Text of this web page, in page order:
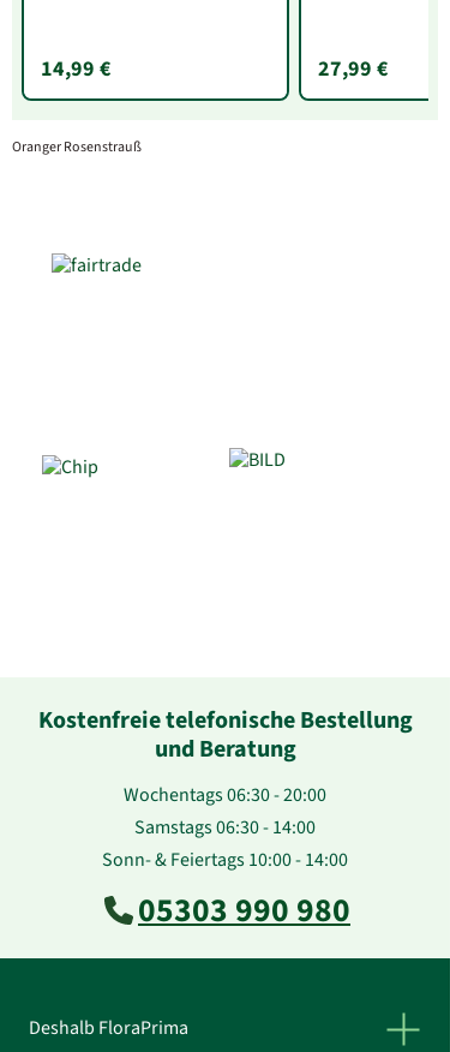
14,99 € 27,99 €
Oranger Rosenstrauß
Kostenfreie telefonische Bestellung
und Beratung
Wochentags 06:30 - 20:00
Samstags 06:30 - 14:00
Sonn- & Feiertags 10:00 - 14:00
05303 990 980
Deshalb FloraPrima